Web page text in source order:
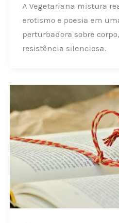
A Vegetariana mistura
erotismo e poesia em
perturbadora sobre
resistência silenciosa.